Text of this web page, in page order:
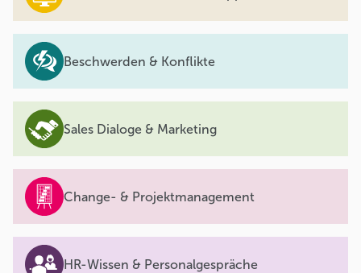
Beschwerden & Konflikte
Sales Dialoge & Marketing
Change- & Projektmanagement
HR-Wissen & Personalgespräche